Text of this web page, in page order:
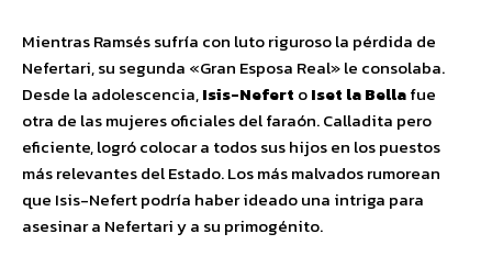
Mientras Ramsés sufría con luto riguroso la pérdida de
Nefertari, su segunda «Gran Esposa Real» le consolaba.
Desde la adolescencia,Isis-Nefert oIset la Bellafue
otra de las mujeres oficiales del faraón. Calladita pero
eficiente, logró colocar a todos sus hijos en los puestos
más relevantes del Estado. Los más malvados rumorean
que Isis-Nefert podría haber ideado una intriga para
asesinar a Nefertari y a su primogénito.